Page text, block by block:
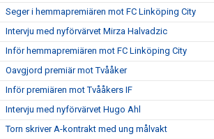
Seger i hemmapremiären mot FC Linköping City
Intervju med nyförvärvet Mirza Halvadzic
Inför hemmapremiären mot FC Linköping City
Oavgjord premiär mot Tvååker
Inför premiären mot Tvååkers IF
Intervju med nyförvärvet Hugo Ahl
Torn skriver A-kontrakt med ung målvakt